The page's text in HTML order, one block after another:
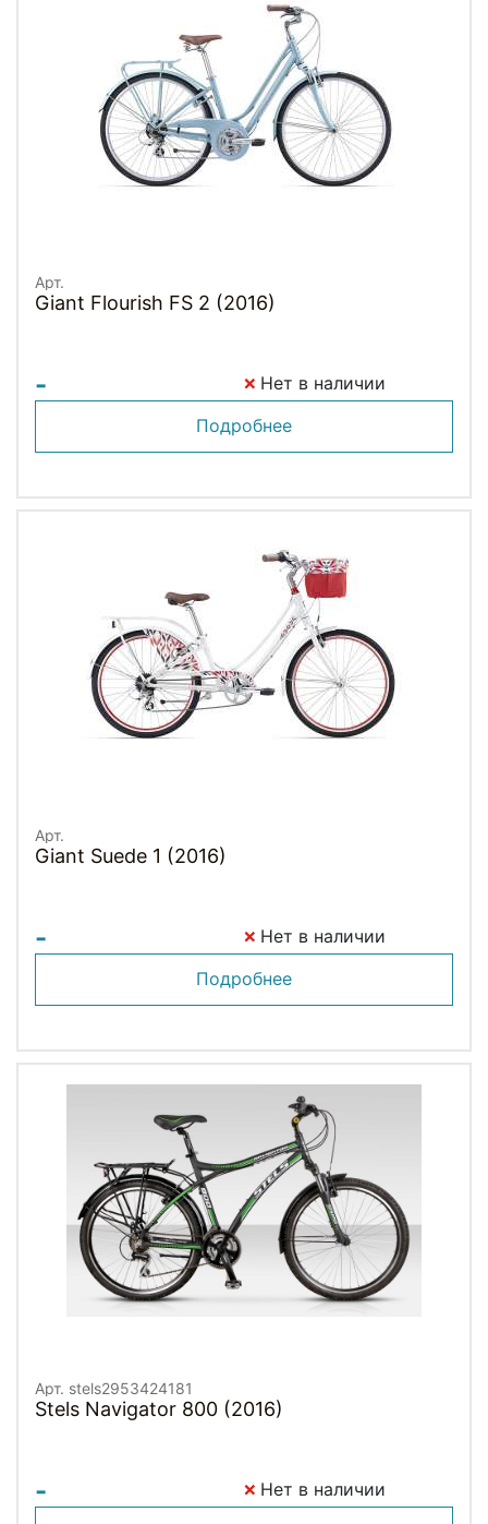
Арт.
Giant Flourish FS 2 (2016)
-
Нет в наличии
Подробнее
Арт.
Giant Suede 1 (2016)
-
Нет в наличии
Подробнее
Арт. stels2953424181
Stels Navigator 800 (2016)
-
Нет в наличии